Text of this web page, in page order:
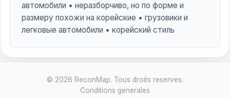
автомобили • неразборчиво, но по форме и
размеру похожи на корейские • грузовики и
легковые автомобили • корейский стиль
© 2026 ReconMap. Tous droits reserves.
Conditions generales